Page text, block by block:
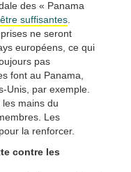
des « Panama
suffisantes
ne seront
européens, ce qui
pas
font au Panama,
Unis, par exemple.
mains du
Les
la renforcer.
contre les